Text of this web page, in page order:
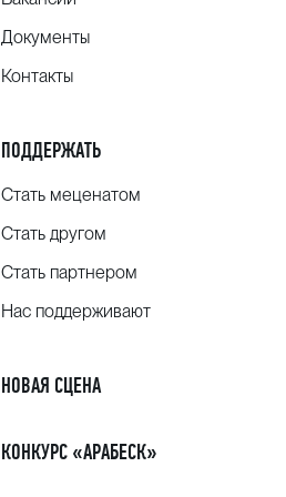
вариация Авроры из III акта,
Документы
Контакты
ПОДДЕРЖАТЬ
Стать меценатом
Стать другом
Стать партнером
Нас поддерживают
НОВАЯ СЦЕНА
КОНКУРС «АРАБЕСК»